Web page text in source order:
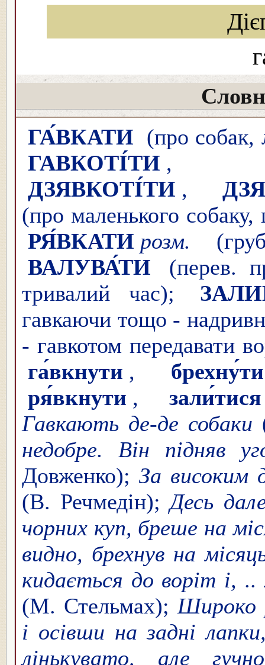
ГА́ВКАТИ (про собак,
ГАВКОТІ́ТИ ,
ДЗЯВКОТІ́ТИ ,
(про маленького
РЯ́ВКАТИ розм.
ВАЛУВА́ТИ
(перев.
тривалий час);
гавкаючи тощо -
- гавкотом передавати
га́вкнути ,
брехну́ти
ря́вкнути ,
зали́тися
Гавкають де-де собаки
недобре. Він підняв
Довженко); За високим
(В. Речмедін);Десь
чорних куп, бреше на
видно, брехнув на
кидається до воріт і,
(М. Стельмах); Широко
і осівши на задні
лінькувато, але